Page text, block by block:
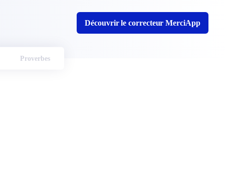
Découvrir le correcteur MerciApp
Proverbes